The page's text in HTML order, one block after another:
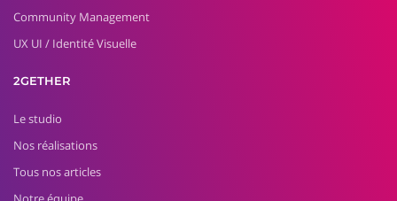
Community Management
UX UI / Identité Visuelle
2GETHER
Le studio
Nos réalisations
Tous nos articles